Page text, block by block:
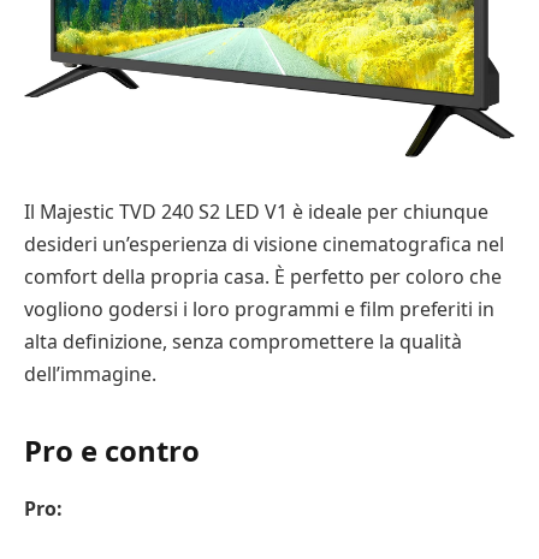
Il Majestic TVD 240 S2 LED V1 è ideale per chiunque
desideri un’esperienza di visione cinematografica nel
comfort della propria casa. È perfetto per coloro che
vogliono godersi i loro programmi e film preferiti in
alta definizione, senza compromettere la qualità
dell’immagine.
Pro e contro
Pro: